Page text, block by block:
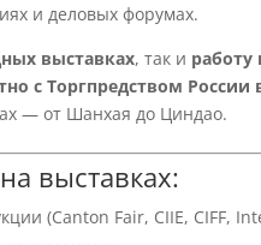
и деловых форумах.
выставках, так и работу
с Торгпредством
— от Шанхая до Циндао.
выставках:
(Canton Fair, CIIE, CIFF,